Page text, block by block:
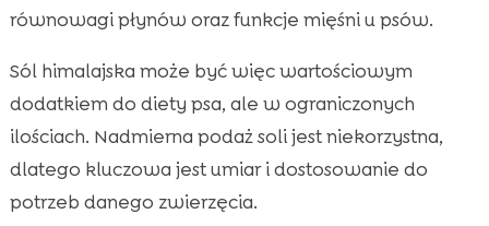
równowagi płynów oraz funkcje mięśni u psów.
Sól himalajska może być więc wartościowym
dodatkiem do diety psa, ale w ograniczonych
ilościach. Nadmierna podaż soli jest niekorzystna,
dlatego kluczowa jest umiar i dostosowanie do
potrzeb danego zwierzęcia.